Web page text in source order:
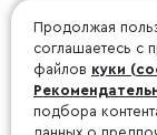
Продолжая
соглашаетесь с
файлов куки
подбора